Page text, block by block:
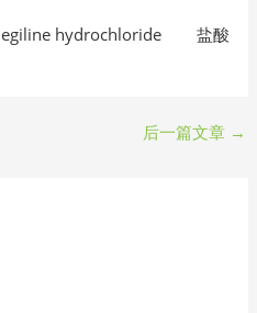
hydrochloride 盐酸
后一篇文章 →